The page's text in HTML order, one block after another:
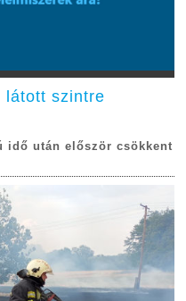
látott szintre
idő után először csökkent